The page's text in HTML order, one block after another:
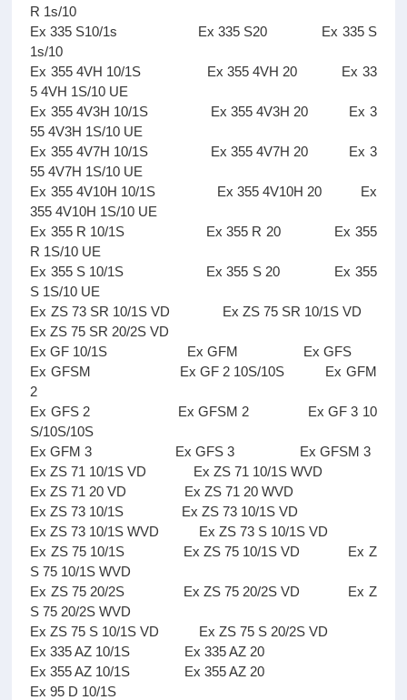
R 1s/10
Ex 335 S10/1s Ex 335 S20 Ex 335 S
1s/10
Ex 355 4VH 10/1S Ex 355 4VH 20 Ex 33
5 4VH 1S/10 UE
Ex 355 4V3H 10/1S Ex 355 4V3H 20 Ex 3
55 4V3H 1S/10 UE
Ex 355 4V7H 10/1S Ex 355 4V7H 20 Ex 3
55 4V7H 1S/10 UE
Ex 355 4V10H 10/1S Ex 355 4V10H 20 Ex
355 4V10H 1S/10 UE
Ex 355 R 10/1S Ex 355 R 20 Ex 355
R 1S/10 UE
Ex 355 S 10/1S Ex 355 S 20 Ex 355
S 1S/10 UE
Ex ZS 73 SR 10/1S VD Ex ZS 75 SR 10/1S VD
Ex ZS 75 SR 20/2S VD
Ex GF 10/1S Ex GFM Ex GFS
Ex GFSM Ex GF 2 10S/10S Ex GFM
2
Ex GFS 2 Ex GFSM 2 Ex GF 3 10
S/10S/10S
Ex GFM 3 Ex GFS 3 Ex GFSM 3
Ex ZS 71 10/1S VD Ex ZS 71 10/1S WVD
Ex ZS 71 20 VD Ex ZS 71 20 WVD
Ex ZS 73 10/1S Ex ZS 73 10/1S VD
Ex ZS 73 10/1S WVD Ex ZS 73 S 10/1S VD
Ex ZS 75 10/1S Ex ZS 75 10/1S VD Ex Z
S 75 10/1S WVD
Ex ZS 75 20/2S Ex ZS 75 20/2S VD Ex Z
S 75 20/2S WVD
Ex ZS 75 S 10/1S VD Ex ZS 75 S 20/2S VD
Ex 335 AZ 10/1S Ex 335 AZ 20
Ex 355 AZ 10/1S Ex 355 AZ 20
Ex 95 D 10/1S